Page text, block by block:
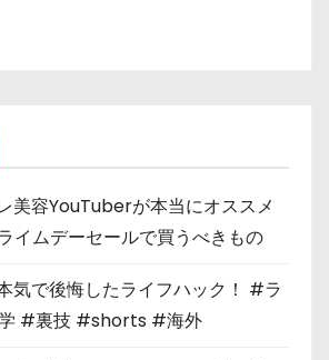
美容YouTuberが本当にオススメ
イムデーセールで買うべきもの
気で後悔したライフハック！ #ラ
#裏技 #shorts #海外